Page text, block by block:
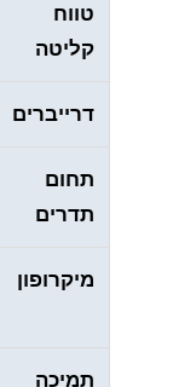
טווח
קליטה
דרייברים
תחום
תדרים
מיקרופון
תמיכה